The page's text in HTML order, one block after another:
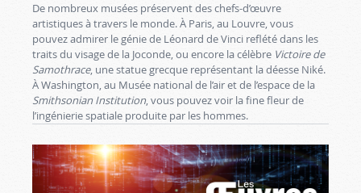
De nombreux musées préservent des chefs-d’œuvre
artistiques à travers le monde. À Paris, au Louvre, vous
pouvez admirer le génie de Léonard de Vinci reflété dans les
traits du visage de la Joconde, ou encore la célèbre Victoire de
Samothrace, une statue grecque représentant la déesse Niké.
À Washington, au Musée national de l’air et de l’espace de la
Smithsonian Institution, vous pouvez voir la fine fleur de
l’ingénierie spatiale produite par les hommes.